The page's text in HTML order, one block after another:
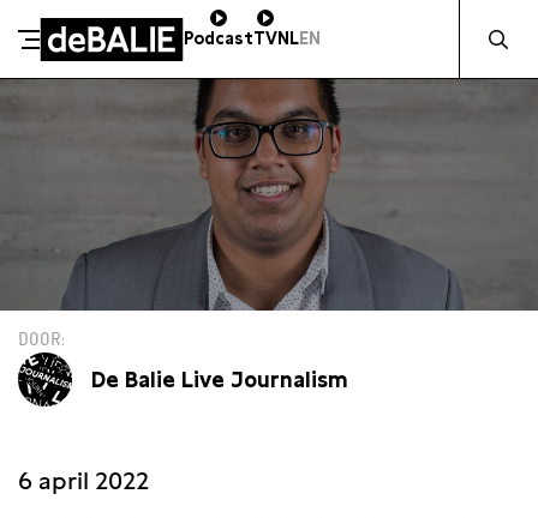
Meteen naar de content
De Balie
PodcastTVNLEN
DOOR
De Balie Live Journalism
6 april 2022